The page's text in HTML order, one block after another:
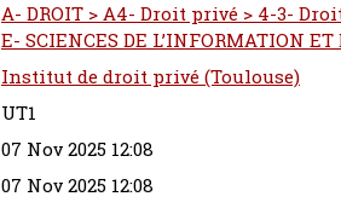
A- DROIT > A4- Droit privé > 4-3-
E- SCIENCES DE L’INFORMATION
Institut de droit privé (Toulouse)
UT1
07 Nov 2025 12:08
07 Nov 2025 12:08